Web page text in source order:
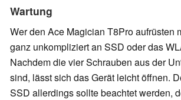
Wartung
Wer den Ace Magician T8Pro aufrüsten
ganz unkompliziert an SSD oder das
Nachdem die vier Schrauben aus der
sind, lässt sich das Gerät leicht öffnen.
SSD allerdings sollte beachtet werden,